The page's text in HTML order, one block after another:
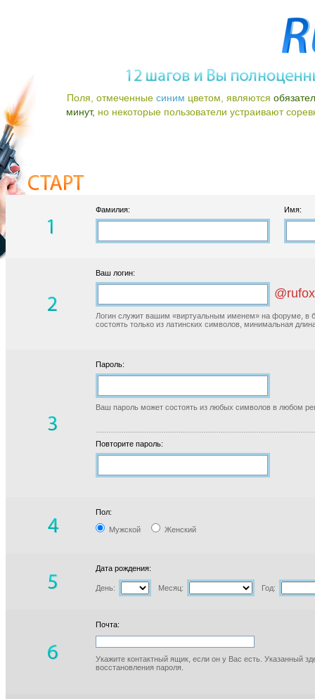
Поля, отмеченные синим цветом, являются
минут, но некоторые пользователи устраивают
Фамилия: Имя:
Ваш логин:
Логин служит вашим «виртуальным именем» на форуме, в
состоять только из латинских символов, минимальная
Пароль:
Ваш пароль может состоять из любых символов в любом
Повторите пароль:
Пол:
Мужской Женский
Дата рождения:
День: Месяц: Год:
Почта:
Укажите контактный ящик, если он у Вас есть. Указанный
восстановления пароля.